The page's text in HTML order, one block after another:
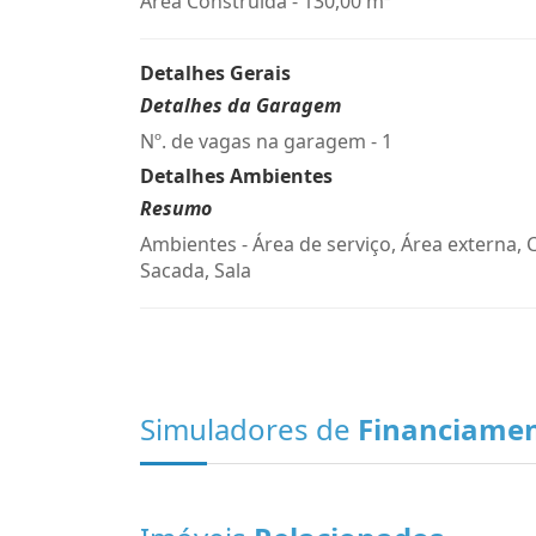
Detalhes Gerais
Detalhes da Garagem
Nº. de vagas na garagem - 1
Detalhes Ambientes
Resumo
Ambientes - Área de serviço, Área externa,
Sacada, Sala
Simuladores de